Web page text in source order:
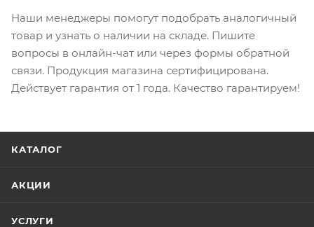
Наши менеджеры помогут подобрать аналогичный
товар и узнать о наличии на складе. Пишите
вопросы в онлайн-чат или через формы обратной
связи. Продукция магазина сертифицирована.
Действует гарантия от 1 года. Качество гарантируем!
КАТАЛОГ
АКЦИИ
УСЛУГИ